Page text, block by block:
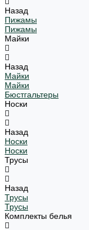
Назад
Пижамы
Пижамы
Майки
Назад
Майки
Майки
Бюстгальтеры
Носки
Назад
Носки
Носки
Трусы
Назад
Трусы
Трусы
Комплекты белья